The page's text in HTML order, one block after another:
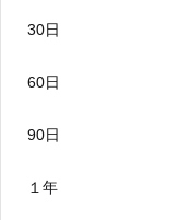
30日
60日
90日
１年